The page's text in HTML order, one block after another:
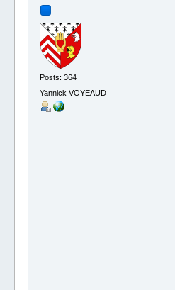
Posts: 364
Yannick VOYEAUD